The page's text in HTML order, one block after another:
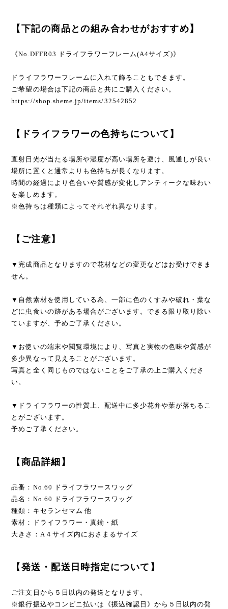
【下記の商品との組み合わせがおすすめ】
《No.DFFR03 ドライフラワーフレーム(A4サイズ)》
ドライフラワーフレームに入れて飾ることもできます。
ご希望の場合は下記の商品と共にご購入ください。
https://shop.sheme.jp/items/32542852
【ドライフラワーの色持ちについて】
直射日光が当たる場所や湿度が高い場所を避け、風通しが良い
場所に置くと通常よりも色持ちが長くなります。
時間の経過により色合いや質感が変化しアンティークな味わい
を楽しめます。
※色持ちは種類によってそれぞれ異なります。
【ご注意】
▼完成商品となりますので花材などの変更などはお受けできま
せん。
▼自然素材を使用している為、一部に色のくすみや破れ・葉な
どに虫食いの跡がある場合がございます。できる限り取り除い
ていますが、予めご了承ください。
▼お使いの端末や閲覧環境により、写真と実物の色味や質感が
多少異なって見えることがございます。
写真と全く同じものではないことをご了承の上ご購入くださ
い。
▼ドライフラワーの性質上、配送中に多少花弁や葉が落ちるこ
とがございます。
予めご了承ください。
【商品詳細】
品番：No.60 ドライフラワースワッグ
品名：No.60 ドライフラワースワッグ
種類：キセランセマム 他
素材：ドライフラワー・真鍮・紙
大きさ：A４サイズ内におさまるサイズ
【発送・配送日時指定について】
ご注文日から５日以内の発送となります。
※銀行振込やコンビニ払いは《振込確認日》から５日以内の発